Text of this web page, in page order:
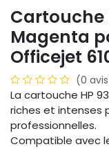
Cartouche
Magenta
Officejet
(0
La cartouche HP
riches et intenses
professionnelles.
Compatible avec